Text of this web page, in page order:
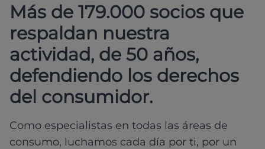
Más de 179.000 socios que
respaldan nuestra
actividad, de 50 años,
defendiendo los derechos
del consumidor.
Como especialistas en todas las áreas de
consumo, luchamos cada día por ti, por un